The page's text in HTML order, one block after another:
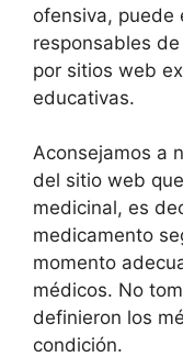
ofensiva, puede
responsables
por sitios web
educativas.
Aconsejamos a
del sitio web
medicinal, es
medicamento
momento
médicos. No
definieron los
condición.